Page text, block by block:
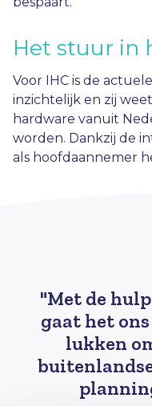
Het stuur in
Voor IHC is de
inzichtelijk en zij
hardware vanuit
worden. Dankzij de
als hoofdaannemer
"Met de
gaat het
lukken